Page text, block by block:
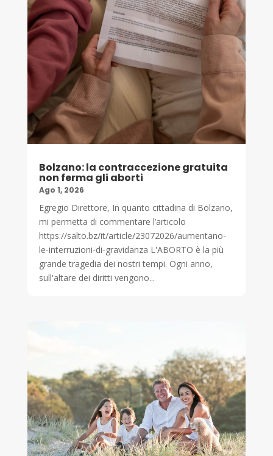
Bolzano: la contraccezione gratuita
non ferma gli aborti
Ago 1, 2026
Egregio Direttore, In quanto cittadina di Bolzano,
mi permetta di commentare l’articolo
https://salto.bz/it/article/23072026/aumentano-
le-interruzioni-di-gravidanza L'ABORTO è la più
grande tragedia dei nostri tempi. Ogni anno,
sull'altare dei diritti vengono...